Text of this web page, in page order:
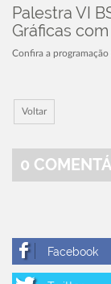
Palestra VI
Gráficas
Confira a
Voltar
0